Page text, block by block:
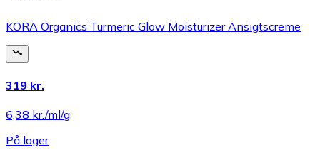
KORA Organics Turmeric Glow Moisturizer Ansigtscreme
319 kr.
6,38 kr./ml/g
På lager